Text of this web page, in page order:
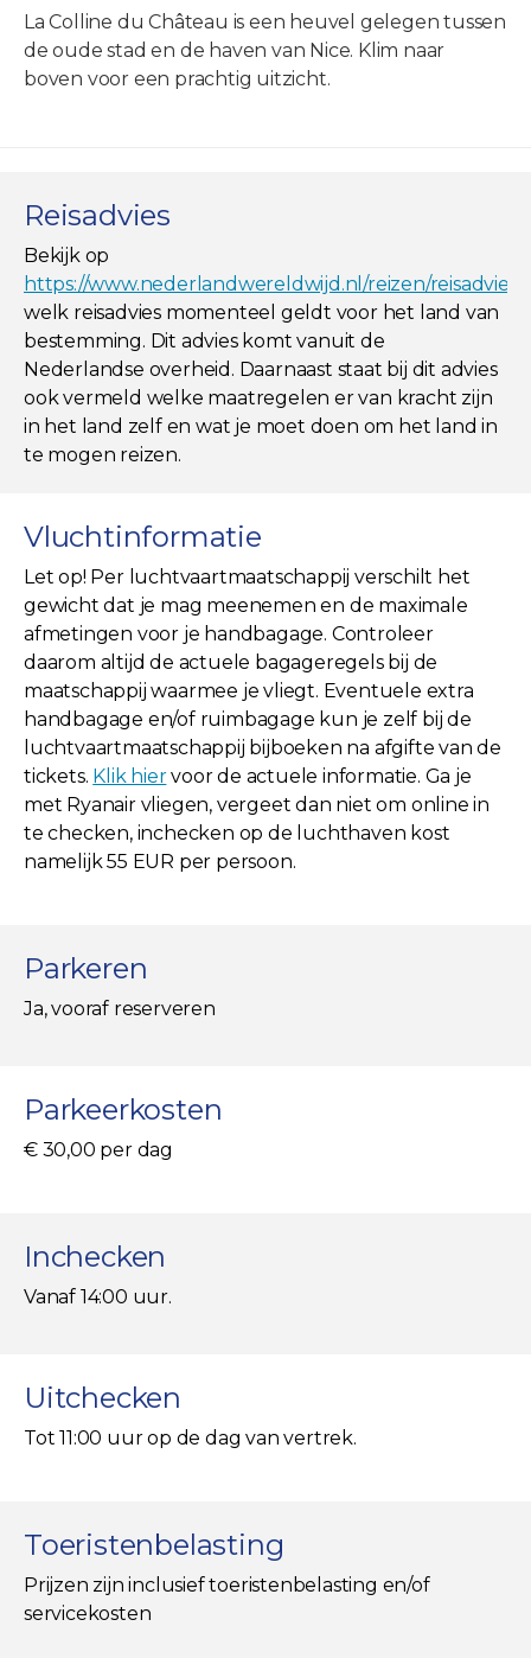
La Colline du Château is een heuvel gelegen tussen
de oude stad en de haven van Nice. Klim naar
boven voor een prachtig uitzicht.
Reisadvies
Bekijk op
https://www.nederlandwereldwijd.nl/reizen/
welk reisadvies momenteel geldt voor het land van
bestemming. Dit advies komt vanuit de
Nederlandse overheid. Daarnaast staat bij dit advies
ook vermeld welke maatregelen er van kracht zijn
in het land zelf en wat je moet doen om het land in
te mogen reizen.
Vluchtinformatie
Let op! Per luchtvaartmaatschappij verschilt het
gewicht dat je mag meenemen en de maximale
afmetingen voor je handbagage. Controleer
daarom altijd de actuele bagageregels bij de
maatschappij waarmee je vliegt. Eventuele extra
handbagage en/of ruimbagage kun je zelf bij de
luchtvaartmaatschappij bijboeken na afgifte van de
tickets. Klik hiervoor de actuele informatie. Ga je
met Ryanair vliegen, vergeet dan niet om online in
te checken, inchecken op de luchthaven kost
namelijk 55 EUR per persoon.
Parkeren
Ja, vooraf reserveren
Parkeerkosten
€ 30,00 per dag
Inchecken
Vanaf 14:00 uur.
Uitchecken
Tot 11:00 uur op de dag van vertrek.
Toeristenbelasting
Prijzen zijn inclusief toeristenbelasting en/of
servicekosten